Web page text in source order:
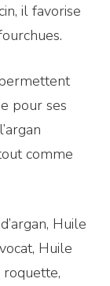
il favorise
permettent
pour ses
comme
Huile
Huile
roquette,